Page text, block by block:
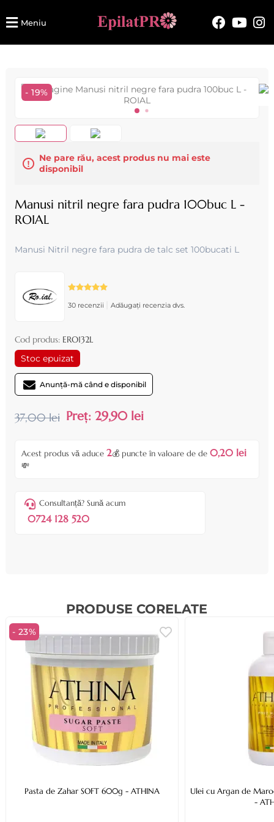
Meniu
- 19%
Ne pare rău, acest produs nu mai este
disponibil
Manusi nitril negre fara pudra 100buc L -
ROIAL
Manusi Nitril negre fara pudra de talc set 100bucati L
30 recenzii Adăugați recenzia dvs.
Cod produs: ERO132L
Stoc epuizat
Anunță-mă când e disponibil
37,00 lei Preț: 29,90 lei
Acest produs vă aduce 2💰 puncte în valoare de de 0,20 lei
💸
Consultanță? Sună acum
0724 128 520
PRODUSE CORELATE
- 23%
Pasta de Zahar SOFT 600g - ATHINA
Ulei cu Argan de
-